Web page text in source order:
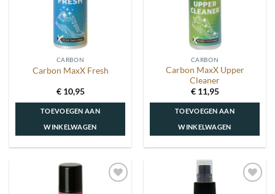
CARBON
Carbon MaxX Fresh
€10,95
TOEVOEGEN AAN
WINKELWAGEN
CARBON
Carbon MaxX Upper
Cleaner
€11,95
TOEVOEGEN AAN
WINKELWAGEN